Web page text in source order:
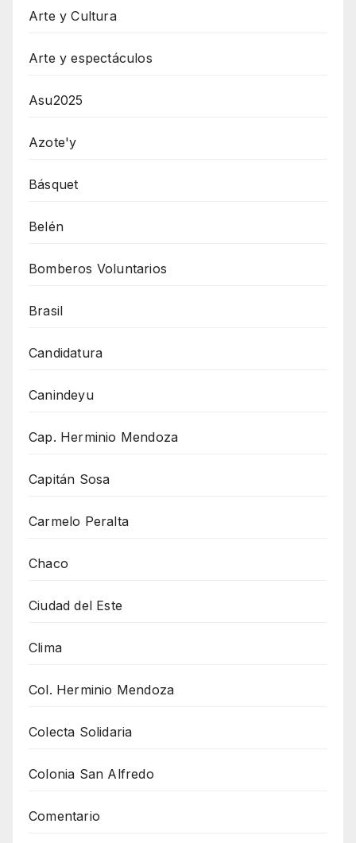
Arte y Cultura
Arte y espectáculos
Asu2025
Azote'y
Básquet
Belén
Bomberos Voluntarios
Brasil
Candidatura
Canindeyu
Cap. Herminio Mendoza
Capitán Sosa
Carmelo Peralta
Chaco
Ciudad del Este
Clima
Col. Herminio Mendoza
Colecta Solidaria
Colonia San Alfredo
Comentario